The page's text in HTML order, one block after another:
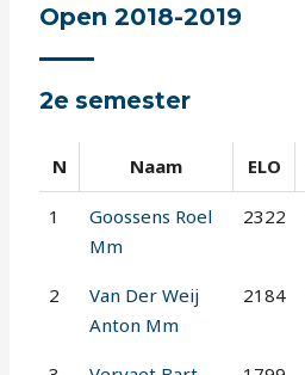
Open 2018-2019
2e semester
N Naam ELO
1
Goossens Roel
Mm
2322
2
Van Der Weij
Anton Mm
2184